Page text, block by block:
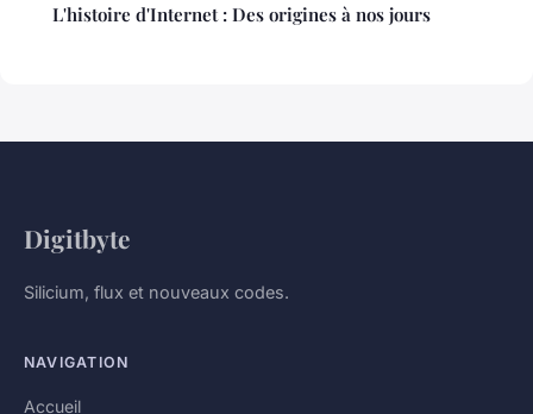
L'histoire d'Internet : Des origines à nos jours
Digitbyte
Silicium, flux et nouveaux codes.
NAVIGATION
Accueil